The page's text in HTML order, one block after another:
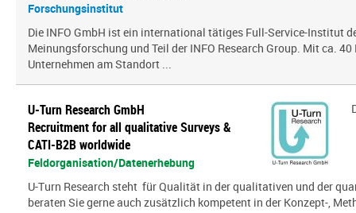
Forschungsinstitut
Die INFO GmbH ist ein international tätiges Full-Service-Institut
Meinungsforschung und Teil der INFO Research Group. Mit ca.
Unternehmen am Standort ...
U-Turn Research GmbH
Recruitment for all qualitative Surveys &
CATI-B2B worldwide
Feldorganisation/Datenerhebung
U-Turn Research steht für Qualität in der qualitativen und der
beraten Sie gerne auch zusätzlich kompetent in der Konzept-,